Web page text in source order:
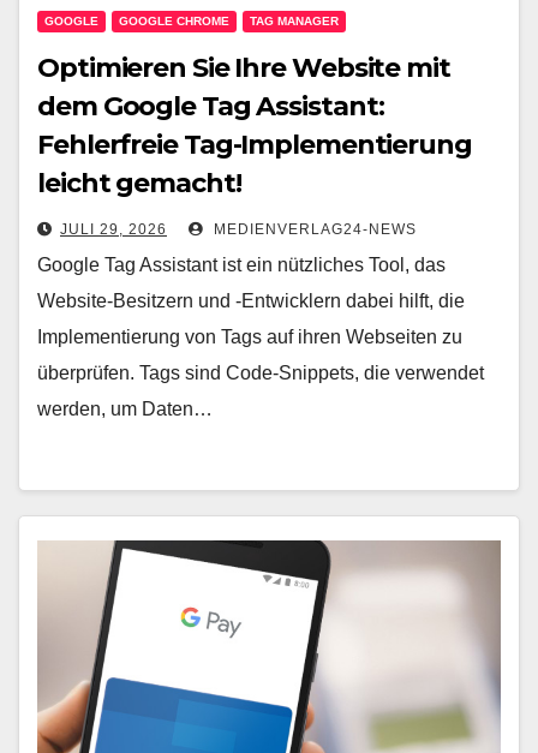
GOOGLE GOOGLE CHROME TAG MANAGER
Optimieren Sie Ihre Website mit
dem Google Tag Assistant:
Fehlerfreie Tag-Implementierung
leicht gemacht!
JULI 29, 2026 MEDIENVERLAG24-NEWS
Google Tag Assistant ist ein nützliches Tool, das
Website-Besitzern und -Entwicklern dabei hilft, die
Implementierung von Tags auf ihren Webseiten zu
überprüfen. Tags sind Code-Snippets, die verwendet
werden, um Daten…